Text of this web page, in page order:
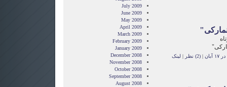
|(2) نظر | لینک
July 2009
June 2009
May 2009
April 2009
March 2009
February 2009
January 2009
December 2008
November 2008
October 2008
September 2008
August 2008